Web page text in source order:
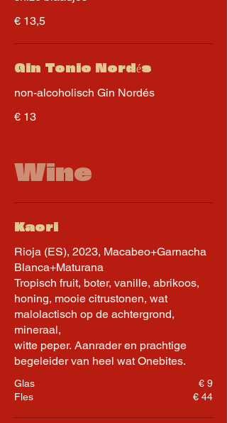
€ 13,5
Gin Tonic Nordés
non-alcoholisch Gin Nordés
€ 13
Wine
Kaori
Rioja (ES), 2023, Macabeo+Garnacha
Blanca+Maturana
Tropisch fruit, boter, vanille, abrikoos,
honing, mooie citrustonen, wat
malolactisch op de achtergrond,
mineraal,
witte peper. Aanrader en prachtige
begeleider van heel wat Onebites.
Glas
€ 9
Fles
€ 44